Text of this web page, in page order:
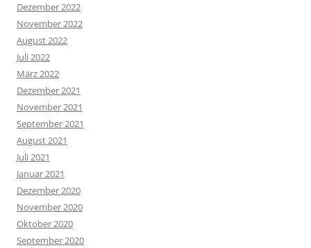
Dezember 2022
November 2022
August 2022
Juli 2022
März 2022
Dezember 2021
November 2021
September 2021
August 2021
Juli 2021
Januar 2021
Dezember 2020
November 2020
Oktober 2020
September 2020